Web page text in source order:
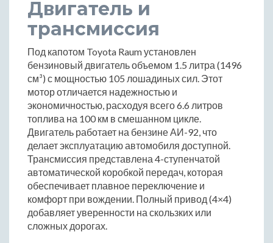
Двигатель и
трансмиссия
Под капотом Toyota Raum установлен
бензиновый двигатель объемом 1.5 литра (1496
см³) с мощностью 105 лошадиных сил. Этот
мотор отличается надежностью и
экономичностью, расходуя всего 6.6 литров
топлива на 100 км в смешанном цикле.
Двигатель работает на бензине АИ-92, что
делает эксплуатацию автомобиля доступной.
Трансмиссия представлена 4-ступенчатой
автоматической коробкой передач, которая
обеспечивает плавное переключение и
комфорт при вождении. Полный привод (4×4)
добавляет уверенности на скользких или
сложных дорогах.